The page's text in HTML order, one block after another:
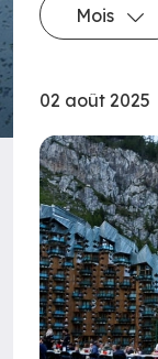
Mois
02 août 2025